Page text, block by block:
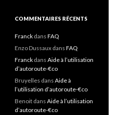
COMMENTAIRES RÉCENTS
Franck dans FAQ
Enzo Dussaux dans FAQ
Franck dans Aide à l’utilisation
d’autoroute-€co
Bruyelles dans Aide à
l’utilisation d’autoroute-€co
Benoit dans Aide à l’utilisation
d’autoroute-€co